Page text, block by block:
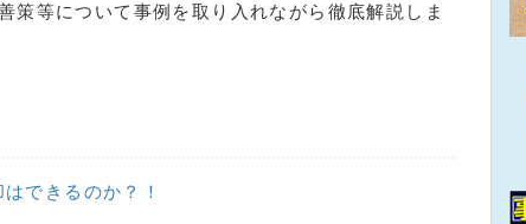
策等について事例を取り入れながら徹底解説しま
できるのか？！